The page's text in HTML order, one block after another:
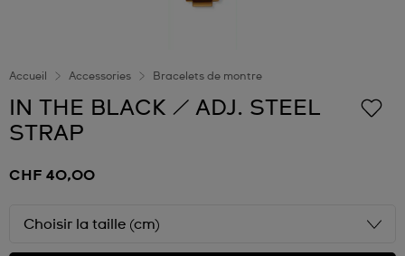
Accueil Accessories Bracelets de montre
IN THE BLACK / ADJ. STEEL
STRAP
CHF 40,00
Choisir la taille (cm)